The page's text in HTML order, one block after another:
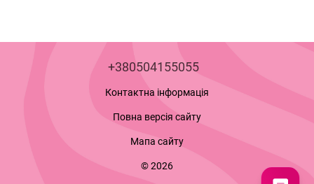
+380504155055
Контактна інформація
Повна версія сайту
Мапа сайту
© 2026